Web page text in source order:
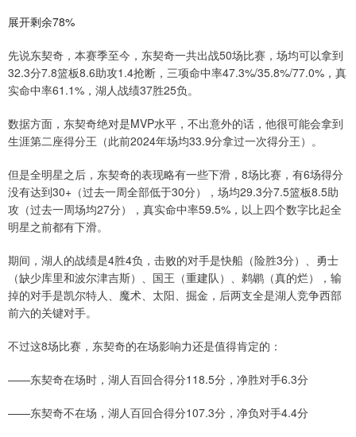
展开剩余78%
先说东契奇，本赛季至今，东契奇一共出战50场比赛，场均可以拿到
32.3分7.8篮板8.6助攻1.4抢断，三项命中率47.3%/35.8%/77.0%，真
实命中率61.1%，湖人战绩37胜25负。
数据方面，东契奇绝对是MVP水平，不出意外的话，他很可能会拿到
生涯第二座得分王（此前2024年场均33.9分拿过一次得分王）。
但是全明星之后，东契奇的表现略有一些下滑，8场比赛，有6场得分
没有达到30+（过去一周全部低于30分），场均29.3分7.5篮板8.5助
攻（过去一周场均27分），真实命中率59.5%，以上四个数字比起全
明星之前都有下滑。
期间，湖人的战绩是4胜4负，击败的对手是快船（险胜3分）、勇士
（缺少库里和波尔津吉斯）、国王（重建队）、鹈鹕（真的烂），输
掉的对手是凯尔特人、魔术、太阳、掘金，后两支全是湖人竞争西部
前六的关键对手。
不过这8场比赛，东契奇的在场影响力还是值得肯定的：
——东契奇在场时，湖人百回合得分118.5分，净胜对手6.3分
——东契奇不在场，湖人百回合得分107.3分，净负对手4.4分